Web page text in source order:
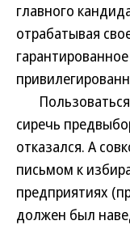
главного
отрабатывая
Пользоваться
сиречь
отказался. А
письмом к
предприятиях
должен был